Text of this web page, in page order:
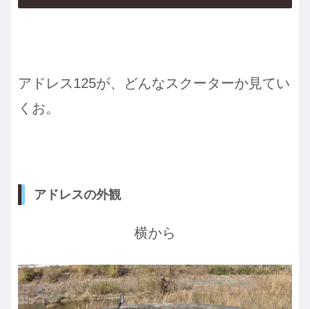
アドレス125が、どんなスクーターか見てい
くお。
アドレスの外観
横から